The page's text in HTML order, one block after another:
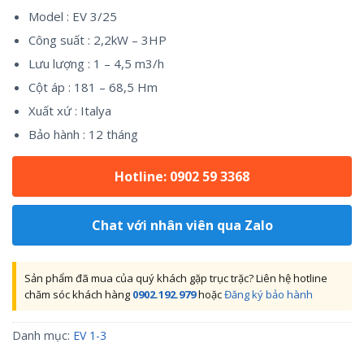
Model : EV 3/25
Công suất : 2,2kW – 3HP
Lưu lượng : 1 – 4,5 m3/h
Cột áp : 181 – 68,5 Hm
Xuất xứ : Italya
Bảo hành : 12 tháng
Hotline: 0902 59 3368
Chat với nhân viên qua Zalo
Sản phẩm đã mua của quý khách gặp trục trặc? Liên hệ hotline
chăm sóc khách hàng 0902.192.979hoặcĐăng ký bảo hành
Danh mục: EV 1-3